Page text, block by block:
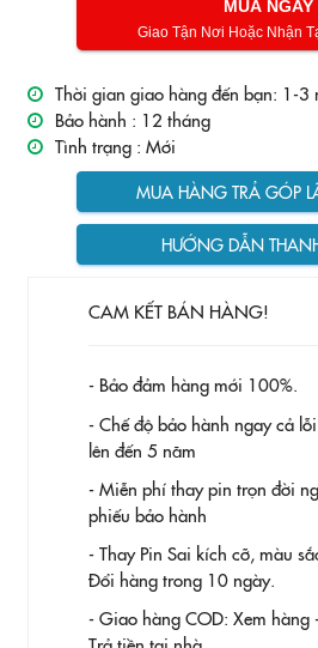
MUA NGAY
Giao Tận Nơi Hoặc Nhận
Thời gian giao hàng đến bạn: 1-3
Bảo hành : 12 tháng
Tình trạng : Mới
MUA HÀNG TRẢ GÓP
HƯỚNG DẪN
CAM KẾT BÁN HÀNG!
- Bảo đảm hàng mới 100%.
- Chế độ bảo hành ngay cả
lên đến 5 năm
- Miễn phí thay pin trọn đời
phiếu bảo hành
- Thay Pin Sai kích cỡ, màu
Đổi hàng trong 10 ngày.
- Giao hàng COD: Xem hàng